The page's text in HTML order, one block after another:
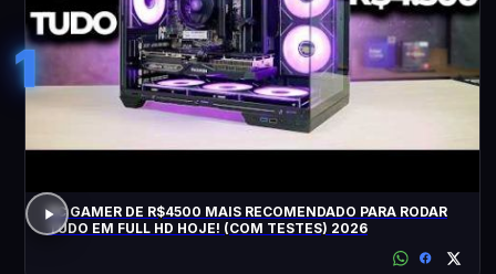
1
PC GAMER DE R$4500 MAIS RECOMENDADO PARA RODAR
TUDO EM FULL HD HOJE! (COM TESTES) 2026